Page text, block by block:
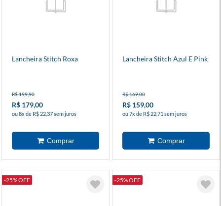
Lancheira Stitch Roxa
R$ 199,90
R$ 179,00
ou 8x de R$ 22,37 sem juros
Lancheira Stitch Azul E Pink
R$ 169,00
R$ 159,00
ou 7x de R$ 22,71 sem juros
-25% OFF -25% OFF